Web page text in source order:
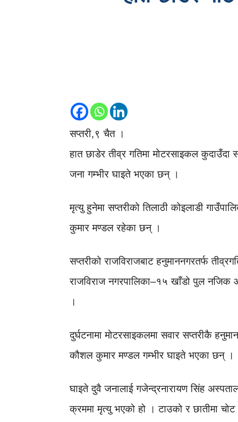
सप्तरी,९ चैत ।
हात छाडेर तीव्र गतिमा मोटरसाइकल
जना गम्भीर घाइते भएका छन् ।
मृत्यु हुनेमा सप्तरीको तिलाठी कोइलाडी
कुमार मण्डल रहेका छन् ।
सप्तरीको राजविराजबाट हनुमाननगरतर्फ
राजविराज नगरपालिका–१५ खाँडो पुल नजिक
।
दुर्घटनामा मोटरसाइकलमा सवार सप्तरीकै
कौशल कुमार मण्डल गम्भीर घाइते भएका छन् ।
घाइते दुवै जनालाई गजेन्द्रनारायण सिंह
क्रममा मृत्यु भएको हो । टाउको र छातीमा